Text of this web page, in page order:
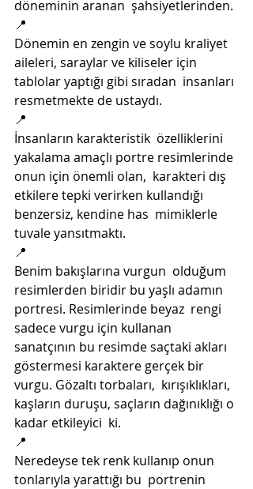
döneminin aranan  şahsiyetlerinden.
📍
Dönemin en zengin ve soylu kraliyet
aileleri, saraylar ve kiliseler için
tablolar yaptığı gibi sıradan  insanları
resmetmekte de ustaydı.
📍
İnsanların karakteristik  özelliklerini
yakalama amaçlı portre resimlerinde
onun için önemli olan,  karakteri dış
etkilere tepki verirken kullandığı
benzersiz, kendine has  mimiklerle
tuvale yansıtmaktı.
📍
Benim bakışlarına vurgun  olduğum
resimlerden biridir bu yaşlı adamın
portresi. Resimlerinde beyaz  rengi
sadece vurgu için kullanan
sanatçının bu resimde saçtaki akları
göstermesi karaktere gerçek bir
vurgu. Gözaltı torbaları,  kırışıklıkları,
kaşların duruşu, saçların dağınıklığı o
kadar etkileyici  ki.
📍
Neredeyse tek renk kullanıp onun
tonlarıyla yarattığı bu  portrenin